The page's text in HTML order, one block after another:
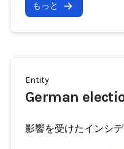
もっと
Entity
German
影響を受けたインシデ